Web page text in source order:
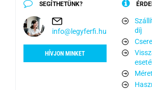
SEGÍTHETÜNK?
info@legyferfi.hu
HÍVJON MINKET
díj